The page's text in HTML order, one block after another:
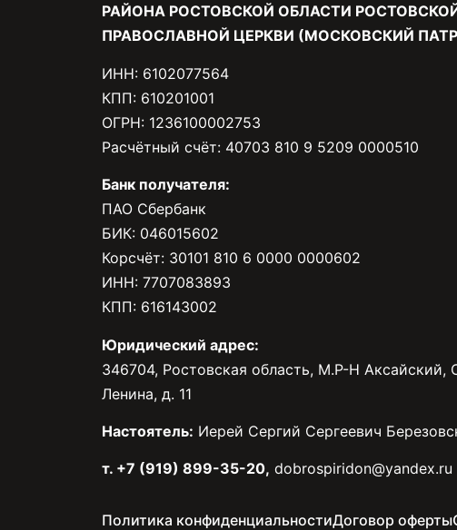
РАЙОНА РОСТОВСКОЙ ОБЛАСТИ
ПРАВОСЛАВНОЙ ЦЕРКВИ (МОСКОВСКИЙ
ИНН: 6102077564
КПП: 610201001
ОГРН: 1236100002753
Расчётный счёт: 40703 810 9 5209 0000510
Банк получателя:
ПАО Сбербанк
БИК: 046015602
Корсчёт: 30101 810 6 0000 0000602
ИНН: 7707083893
КПП: 616143002
Юридический адрес:
346704, Ростовская область, М.Р-Н
Ленина, д. 11
Настоятель: Иерей Сергий Сергеевич
т. +7 (919) 899-35-20, dobrospiridon@yandex.ru
Политика конфиденциальностиДоговор оферты